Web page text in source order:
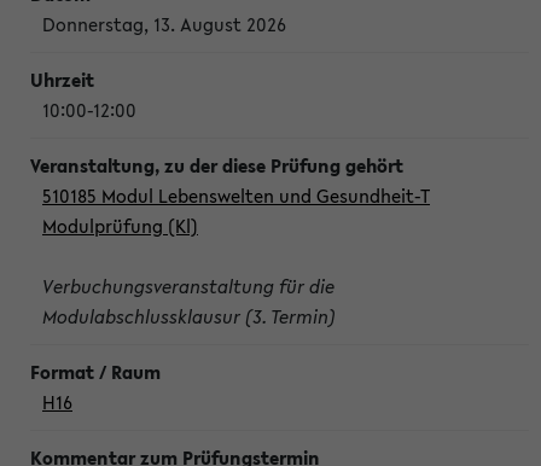
Donnerstag, 13. August 2026
10:00-12:00
510185 Modul Lebenswelten und Gesundheit-T
Modulprüfung (Kl)
Verbuchungsveranstaltung für die
Modulabschlussklausur (3. Termin)
H16